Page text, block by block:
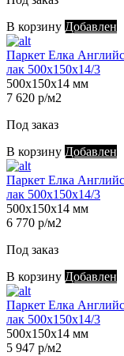
В корзину Добавлен
Паркет Елка
лак 500х150х14/3
500х150х14 мм
7 620 р/м2
Под заказ
В корзину Добавлен
Паркет Елка
лак 500х150х14/3
500х150х14 мм
6 770 р/м2
Под заказ
В корзину Добавлен
Паркет Елка
лак 500х150х14/3
500х150х14 мм
5 947 р/м2